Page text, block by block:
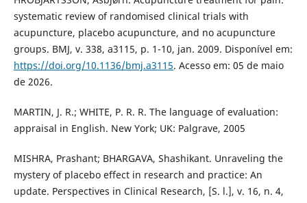
systematic review of randomised clinical trials with
acupuncture, placebo acupuncture, and no acupuncture
groups. BMJ, v. 338, a3115, p. 1-10, jan. 2009. Disponível em:
https://doi.org/10.1136/bmj.a3115. Acesso em: 05 de maio
de 2026.
MARTIN, J. R.; WHITE, P. R. R. The language of evaluation:
appraisal in English. New York; UK: Palgrave, 2005
MISHRA, Prashant; BHARGAVA, Shashikant. Unraveling the
mystery of placebo effect in research and practice: An
update. Perspectives in Clinical Research, [S. l.], v. 16, n. 4,